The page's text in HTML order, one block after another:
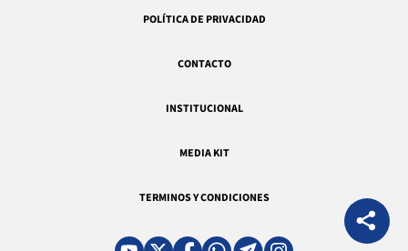
POLÍTICA DE PRIVACIDAD
CONTACTO
INSTITUCIONAL
MEDIA KIT
TERMINOS Y CONDICIONES